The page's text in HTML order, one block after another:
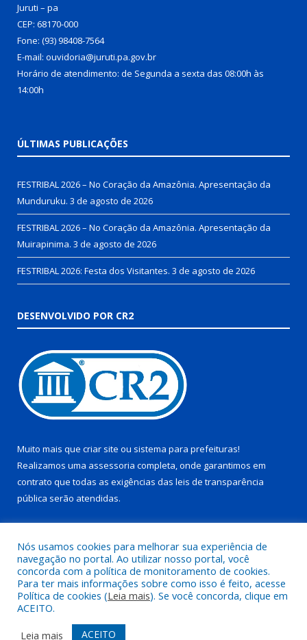
Juruti – pa
CEP: 68170-000
Fone: (93) 98408-7564
E-mail: ouvidoria@juruti.pa.gov.br
Horário de atendimento: de Segunda a sexta das 08:00h às
14:00h
ÚLTIMAS PUBLICAÇÕES
FESTRIBAL 2026 – No Coração da Amazônia. Apresentação da
Munduruku. 3 de agosto de 2026
FESTRIBAL 2026 – No Coração da Amazônia. Apresentação da
Muirapinima. 3 de agosto de 2026
FESTRIBAL 2026: Festa dos Visitantes. 3 de agosto de 2026
DESENVOLVIDO POR CR2
Muito mais que criar site ou sistema para prefeituras!
Realizamos uma assessoria completa, onde garantimos em
contrato que todas as exigências das leis de transparência
pública serão atendidas.
Todos os direitos reservados a Prefeitura Municipal de Juruti.
Mapa do Site
Acessar Área Administrativa
Nós usamos cookies para melhorar sua experiência de
navegação no portal. Ao utilizar nosso portal, você
concorda com a política de monitoramento de cookies.
Para ter mais informações sobre como isso é feito, acesse
Política de cookies (Leia mais). Se você concorda, clique em
ACEITO.
Leia mais
ACEITO